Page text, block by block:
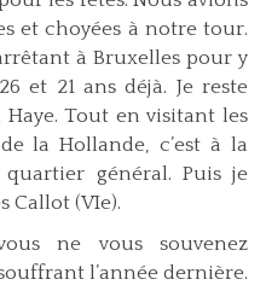
et choyées à notre tour.
à Bruxelles pour y
et 21 ans déjà. Je reste
Tout en visitant les
la Hollande, c’est à la
général. Puis je
Callot (VIe).
ne vous souvenez
l’année dernière.